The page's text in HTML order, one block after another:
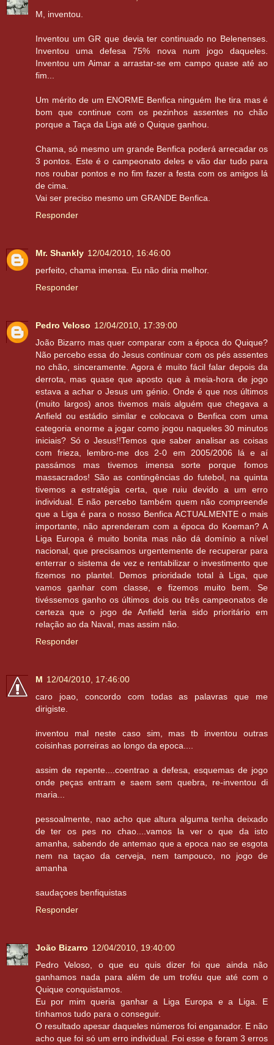
M, inventou.
Inventou um GR que devia ter continuado no Belenenses.
Inventou uma defesa 75% nova num jogo daqueles.
Inventou um Aimar a arrastar-se em campo quase até ao
fim...
Um mérito de um ENORME Benfica ninguém lhe tira mas é
bom que continue com os pezinhos assentes no chão
porque a Taça da Liga até o Quique ganhou.
Chama, só mesmo um grande Benfica poderá arrecadar os
3 pontos. Este é o campeonato deles e vão dar tudo para
nos roubar pontos e no fim fazer a festa com os amigos lá
de cima.
Vai ser preciso mesmo um GRANDE Benfica.
Responder
Mr. Shankly 12/04/2010, 16:46:00
perfeito, chama imensa. Eu não diria melhor.
Responder
Pedro Veloso 12/04/2010, 17:39:00
João Bizarro mas quer comparar com a época do Quique?
Não percebo essa do Jesus continuar com os pés assentes
no chão, sinceramente. Agora é muito fácil falar depois da
derrota, mas quase que aposto que à meia-hora de jogo
estava a achar o Jesus um génio. Onde é que nos últimos
(muito largos) anos tivemos mais alguém que chegava a
Anfield ou estádio similar e colocava o Benfica com uma
categoria enorme a jogar como jogou naqueles 30 minutos
iniciais? Só o Jesus!!Temos que saber analisar as coisas
com frieza, lembro-me dos 2-0 em 2005/2006 lá e aí
passámos mas tivemos imensa sorte porque fomos
massacrados! São as contingências do futebol, na quinta
tivemos a estratégia certa, que ruiu devido a um erro
individual. E não percebo também quem não compreende
que a Liga é para o nosso Benfica ACTUALMENTE o mais
importante, não aprenderam com a época do Koeman? A
Liga Europa é muito bonita mas não dá domínio a nível
nacional, que precisamos urgentemente de recuperar para
enterrar o sistema de vez e rentabilizar o investimento que
fizemos no plantel. Demos prioridade total à Liga, que
vamos ganhar com classe, e fizemos muito bem. Se
tivéssemos ganho os últimos dois ou três campeonatos de
certeza que o jogo de Anfield teria sido prioritário em
relação ao da Naval, mas assim não.
Responder
M 12/04/2010, 17:46:00
caro joao, concordo com todas as palavras que me
dirigiste.
inventou mal neste caso sim, mas tb inventou outras
coisinhas porreiras ao longo da epoca....
assim de repente....coentrao a defesa, esquemas de jogo
onde peças entram e saem sem quebra, re-inventou di
maria...
pessoalmente, nao acho que altura alguma tenha deixado
de ter os pes no chao....vamos la ver o que da isto
amanha, sabendo de antemao que a epoca nao se esgota
nem na taçao da cerveja, nem tampouco, no jogo de
amanha
saudaçoes benfiquistas
Responder
João Bizarro 12/04/2010, 19:40:00
Pedro Veloso, o que eu quis dizer foi que ainda não
ganhamos nada para além de um troféu que até com o
Quique conquistamos.
Eu por mim queria ganhar a Liga Europa e a Liga. E
tínhamos tudo para o conseguir.
O resultado apesar daqueles números foi enganador. E não
acho que foi só um erro individual. Foi esse e foram 3 erros